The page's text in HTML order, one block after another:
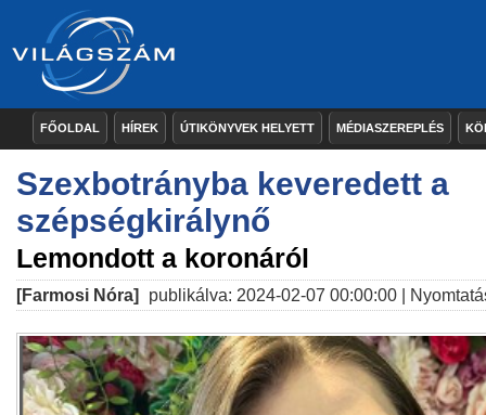
FŐOLDAL HÍREK ÚTIKÖNYVEK HELYETT MÉDIASZEREPLÉS
Szexbotrányba keveredett a
szépségkirálynő
Lemondott a koronáról
[Farmosi Nóra] publikálva: 2024-02-07 00:00:00 |